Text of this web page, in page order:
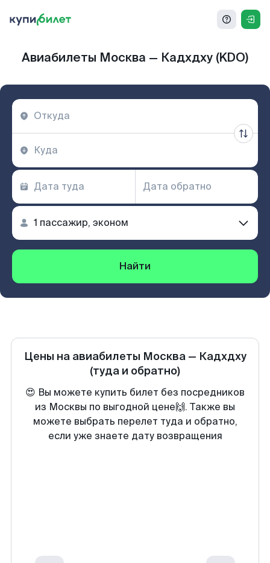
Авиабилеты Москва — Кадхдху (KDO)
Найти
Цены на авиабилеты Москва— Кадхдху
(туда и обратно)
😍 Вы можете купить билет без посредников
из Москвы по выгодной цене🙌. Также вы
можете выбрать перелет туда и обратно,
если уже знаете дату возвращения